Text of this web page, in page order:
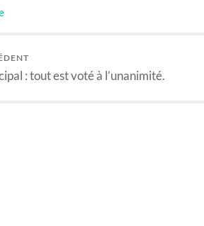
: tout est voté à l’unanimité.